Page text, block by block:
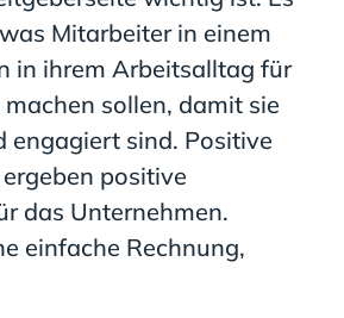
Mitarbeiter in einem
in ihrem Arbeitsalltag für
machen sollen, damit sie
engagiert sind. Positive
positive
das Unternehmen.
einfache Rechnung,